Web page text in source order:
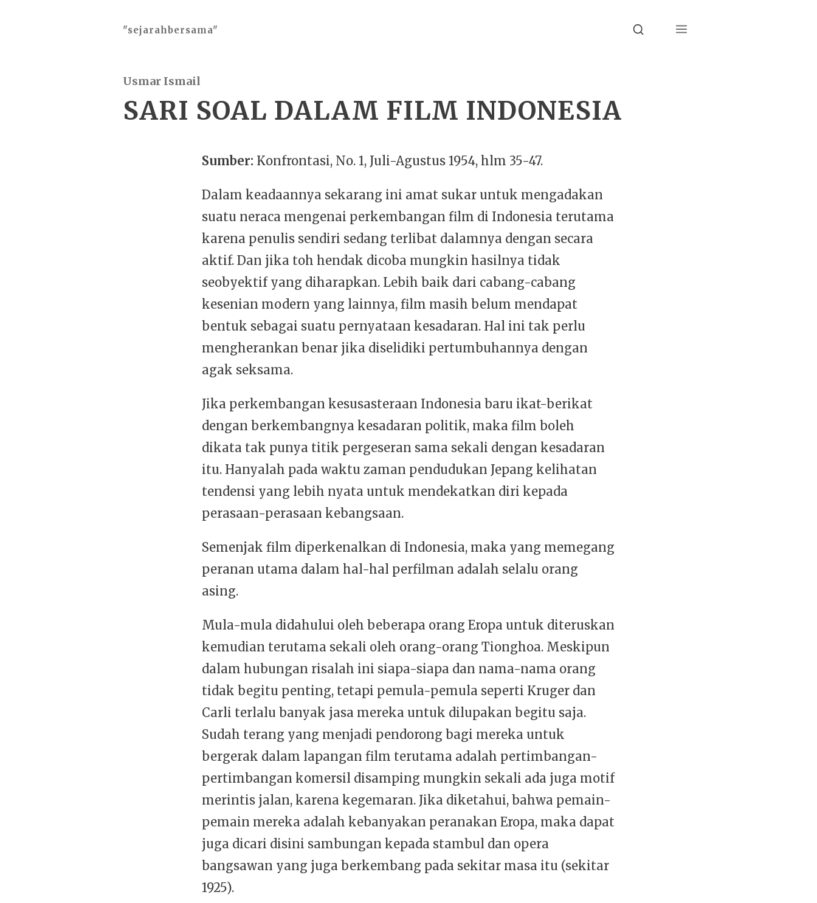
"sejarahbersama" Search Menu
Usmar Ismail
SARI SOAL DALAM FILM INDONESIA
Sumber: Konfrontasi, No. 1, Juli-Agustus 1954, hlm 35-47.
Dalam keadaannya sekarang ini amat sukar untuk mengadakan
suatu neraca mengenai perkembangan film di Indonesia terutama
karena penulis sendiri sedang terlibat dalamnya dengan secara
aktif. Dan jika toh hendak dicoba mungkin hasilnya tidak
seobyektif yang diharapkan. Lebih baik dari cabang-cabang
kesenian modern yang lainnya, film masih belum mendapat
bentuk sebagai suatu pernyataan kesadaran. Hal ini tak perlu
mengherankan benar jika diselidiki pertumbuhannya dengan
agak seksama.
Jika perkembangan kesusasteraan Indonesia baru ikat-berikat
dengan berkembangnya kesadaran politik, maka film boleh
dikata tak punya titik pergeseran sama sekali dengan kesadaran
itu. Hanyalah pada waktu zaman pendudukan Jepang kelihatan
tendensi yang lebih nyata untuk mendekatkan diri kepada
perasaan-perasaan kebangsaan.
Semenjak film diperkenalkan di Indonesia, maka yang memegang
peranan utama dalam hal-hal perfilman adalah selalu orang
asing.
Mula-mula didahului oleh beberapa orang Eropa untuk diteruskan
kemudian terutama sekali oleh orang-orang Tionghoa. Meskipun
dalam hubungan risalah ini siapa-siapa dan nama-nama orang
tidak begitu penting, tetapi pemula-pemula seperti Kruger dan
Carli terlalu banyak jasa mereka untuk dilupakan begitu saja.
Sudah terang yang menjadi pendorong bagi mereka untuk
bergerak dalam lapangan film terutama adalah pertimbangan-
pertimbangan komersil disamping mungkin sekali ada juga motif
merintis jalan, karena kegemaran. Jika diketahui, bahwa pemain-
pemain mereka adalah kebanyakan peranakan Eropa, maka dapat
juga dicari disini sambungan kepada stambul dan opera
bangsawan yang juga berkembang pada sekitar masa itu (sekitar
1925).